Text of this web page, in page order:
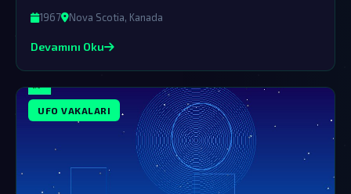
gündemden düşürülmüştür.
1967 Nova Scotia, Kanada
Devamını Oku
UFO VAKALARI